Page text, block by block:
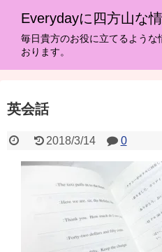
Everydayに四方山な情
毎日貴方のお役に立てるような
おります。
英会話
2018/3/14 0